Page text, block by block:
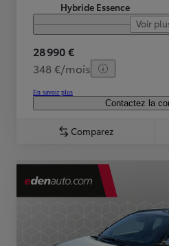
Hybride Essence
Voir
28 990 €
348 €/mois
En savoir plus
Contactez la
Comparez